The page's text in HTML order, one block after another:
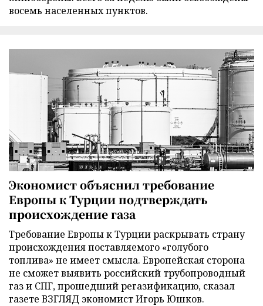
восемь населенных пунктов.
Экономист объяснил требование
Европы к Турции подтверждать
происхождение газа
Требование Европы к Турции раскрывать страну
происхождения поставляемого «голубого
топлива» не имеет смысла. Европейская сторона
не сможет выявить российский трубопроводный
газ и СПГ, прошедший регазификацию, сказал
газете ВЗГЛЯД экономист Игорь Юшков.